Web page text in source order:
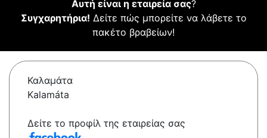
Αυτή είναι η εταιρεία σας?
Συγχαρητήρια! Δείτε πώς μπορείτε να λάβετε το
πακέτο βραβείων!
Καλαμάτα
Kalamáta
Δείτε το προφίλ της εταιρείας σας